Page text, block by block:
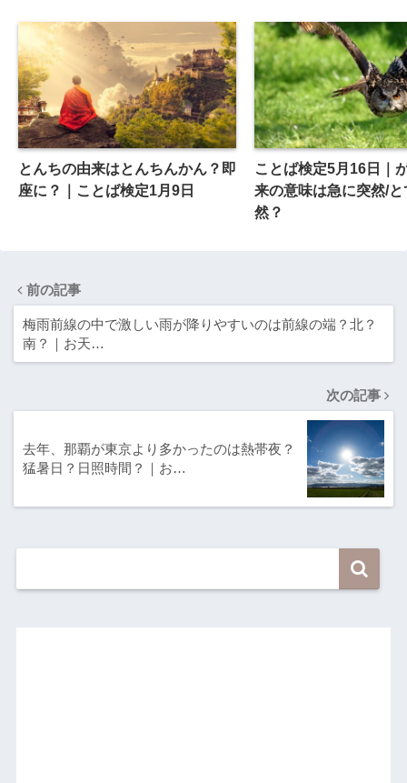
とんちの由来はとんちんかん？即
座に？｜ことば検定1月9日
ことば検定5月16日｜
来の意味は急に突然/と
然？
前の記事
梅雨前線の中で激しい雨が降りやすいのは前線の端？北？
南？｜お天…
次の記事
去年、那覇が東京より多かったのは熱帯夜？
猛暑日？日照時間？｜お…